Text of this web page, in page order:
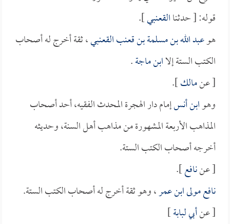
قوله: [ حدثناالقعنبي].
هوعبد الله بن مسلمة بن قعنب القعنبي، ثقة أخرج له أصحاب
الكتب الستة إلاابن ماجة.
[ عنمالك].
وهوابن أنسإمام دار الهجرة المحدث الفقيه، أحد أصحاب
المذاهب الأربعة المشهورة من مذاهب أهل السنة، وحديثه
أخرجه أصحاب الكتب الستة.
[ عننافع].
نافع مولى ابن عمر، وهو ثقة أخرج له أصحاب الكتب الستة.
[ عنأبي لبابة]